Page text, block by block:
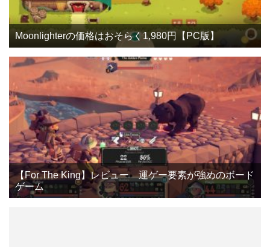
Moonlighterの価格はおそらく1,980円【PC版】
【For The King】レビュー 運ゲー要素が強めのボード
ゲーム